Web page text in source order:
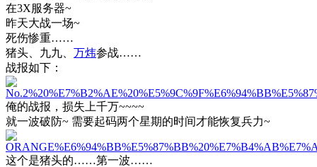
在3X服务器~
昨天大战一场~
死伤惨重……
猪头、九九、 万炜参战……
战报如下：
俺的战报，损失上千万~~~~
就一波破防~ 需要起码两个星期的时间才能恢复兵力~
这个是猪头的……第一波……